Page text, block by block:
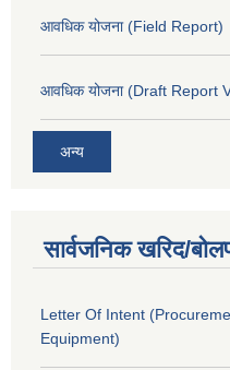
आवधिक योजना (Field Report)
आवधिक योजना (Draft Report
अन्य
सार्वजनिक खरिद/
Letter Of Intent
Equipment)